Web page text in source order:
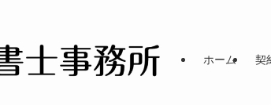
ホーム 契